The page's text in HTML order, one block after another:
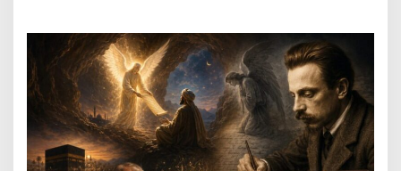
t
a
n
g
K
e
n
a
b